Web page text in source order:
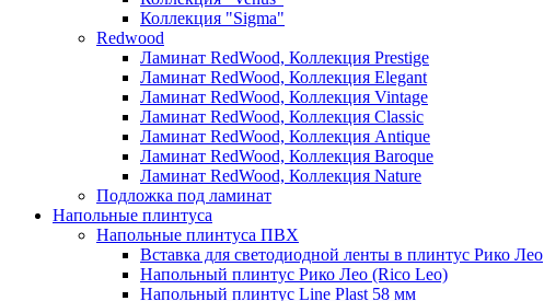
Коллекция "Sigma"
Redwood
Ламинат RedWood, Коллекция Prestige
Ламинат RedWood, Коллекция Elegant
Ламинат RedWood, Коллекция Vintage
Ламинат RedWood, Коллекция Classic
Ламинат RedWood, Коллекция Antique
Ламинат RedWood, Коллекция Baroque
Ламинат RedWood, Коллекция Nature
Подложка под ламинат
Напольные плинтуса
Напольные плинтуса ПВХ
Вставка для светодиодной ленты в плинтус Рико Лео
Напольный плинтус Рико Лео (Rico Leo)
Напольный плинтус Line Plast 58 мм